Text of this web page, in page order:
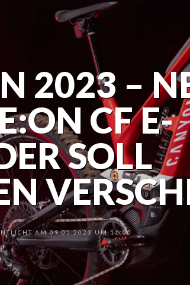
2023 –
CF E-
SOLL
AM 09.05.2023 UM 11:00